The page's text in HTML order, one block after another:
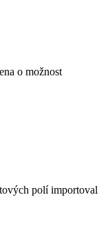
o možnost
polí importoval